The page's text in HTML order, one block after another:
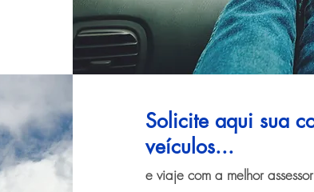
Solicite aqui sua
veículos...
e viaje com a melhor